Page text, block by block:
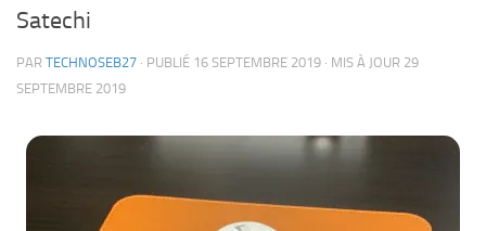
Satechi
PAR TECHNOSEB27 · PUBLIÉ 16 SEPTEMBRE 2019 · MIS À JOUR 29
SEPTEMBRE 2019